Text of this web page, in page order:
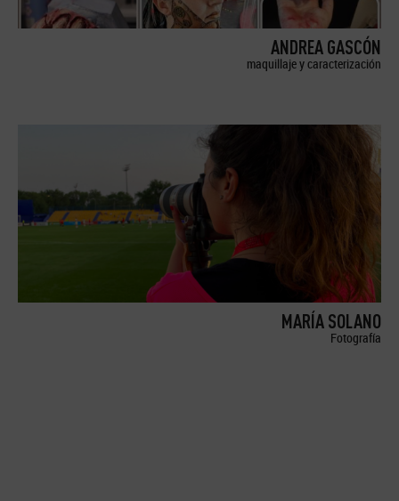
ANDREA GASCÓN
maquillaje y caracterización
MARÍA SOLANO
Fotografía